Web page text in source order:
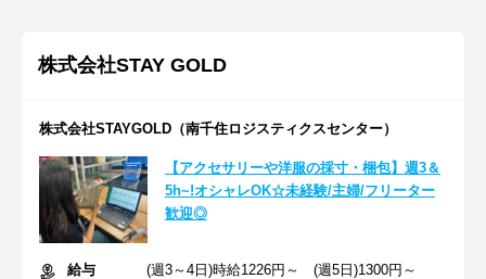
株式会社STAY GOLD
株式会社STAYGOLD（南千住ロジスティクスセンター）
【アクセサリーや洋服の採寸・梱包】週3＆
5h~!オシャレOK☆未経験/主婦/フリーター
歓迎◎
給与
(週3～4日)時給1226円～ (週5日)1300円～